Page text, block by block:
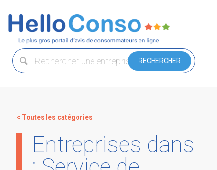
< Toutes les catégories
Entreprises dans